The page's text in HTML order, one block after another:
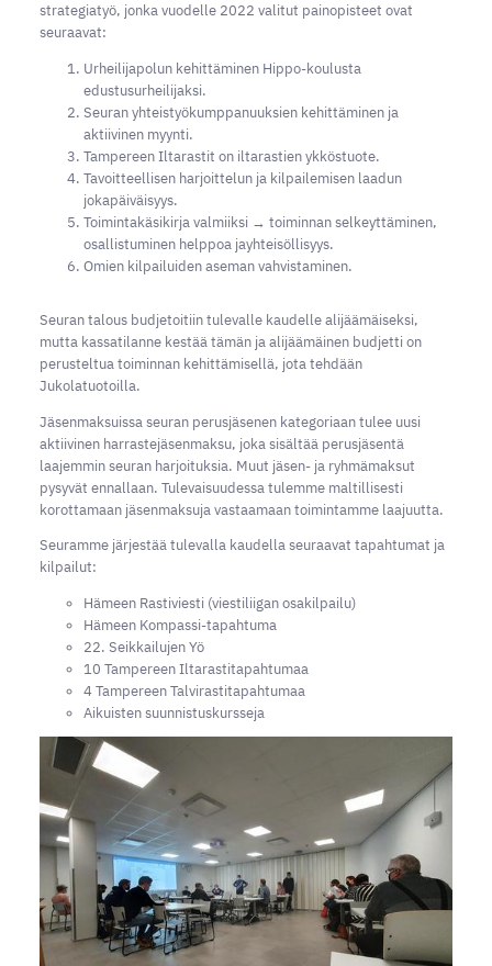
strategiatyö, jonka vuodelle 2022 valitut painopisteet ovat
seuraavat:
Urheilijapolun kehittäminen Hippo-koulusta
edustusurheilijaksi.
Seuran yhteistyökumppanuuksien kehittäminen ja
aktiivinen myynti.
Tampereen Iltarastit on iltarastien ykköstuote.
Tavoitteellisen harjoittelun ja kilpailemisen laadun
jokapäiväisyys.
Toimintakäsikirja valmiiksi → toiminnan selkeyttäminen,
osallistuminen helppoa jayhteisöllisyys.
Omien kilpailuiden aseman vahvistaminen.
Seuran talous budjetoitiin tulevalle kaudelle alijäämäiseksi,
mutta kassatilanne kestää tämän ja alijäämäinen budjetti on
perusteltua toiminnan kehittämisellä, jota tehdään
Jukolatuotoilla.
Jäsenmaksuissa seuran perusjäsenen kategoriaan tulee uusi
aktiivinen harrastejäsenmaksu, joka sisältää perusjäsentä
laajemmin seuran harjoituksia. Muut jäsen- ja ryhmämaksut
pysyvät ennallaan. Tulevaisuudessa tulemme maltillisesti
korottamaan jäsenmaksuja vastaamaan toimintamme laajuutta.
Seuramme järjestää tulevalla kaudella seuraavat tapahtumat ja
kilpailut:
Hämeen Rastiviesti (viestiliigan osakilpailu)
Hämeen Kompassi-tapahtuma
22. Seikkailujen Yö
10 Tampereen Iltarastitapahtumaa
4 Tampereen Talvirastitapahtumaa
Aikuisten suunnistuskursseja